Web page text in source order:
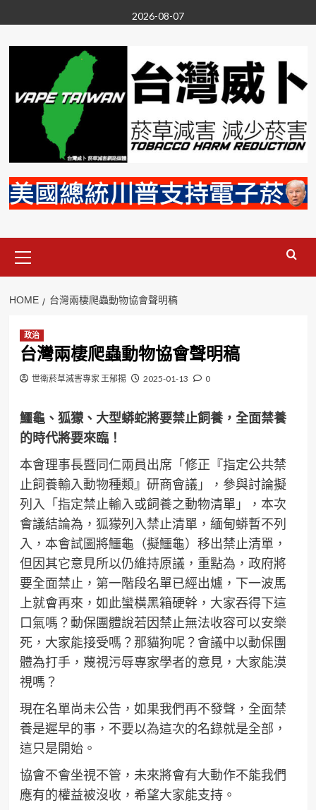
to
content
2026-08-07
Menu
HOME 台灣兩棲爬蟲動物協會聲明稿
政治
台灣兩棲爬蟲動物協會聲明稿
世衛菸草減害專家 王郁揚 2025-01-13 0
鱷龜、狐獴、大型蟒蛇將要禁止飼養，全面禁養
的時代將要來臨！
本會理事長暨同仁兩員出席「修正『指定公共禁
止飼養輸入動物種類』研商會議」，參與討論擬
列入「指定禁止輸入或飼養之動物清單」，本次
會議結論為，狐獴列入禁止清單，緬甸蟒暫不列
入，本會試圖將鱷龜（擬鱷龜）移出禁止清單，
但因其它意見所以仍維持原議，重點為，政府將
要全面禁止，第一階段名單已經出爐，下一波馬
上就會再來，如此蠻橫黑箱硬幹，大家吞得下這
口氣嗎？動保團體說若因禁止無法收容可以安樂
死，大家能接受嗎？那貓狗呢？會議中以動保團
體為打手，蔑視污辱專家學者的意見，大家能漠
視嗎？
現在名單尚未公告，如果我們再不發聲，全面禁
養是遲早的事，不要以為這次的名錄就是全部，
這只是開始。
協會不會坐視不管，未來將會有大動作不能我們
應有的權益被沒收，希望大家能支持。